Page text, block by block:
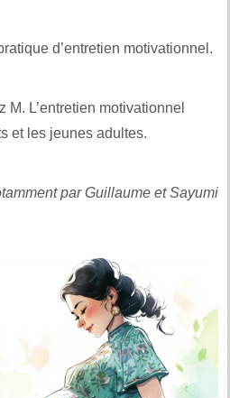
d’entretien motivationnel.
M. L’entretien motivationnel
et les jeunes adultes.
par Guillaume et Sayumi